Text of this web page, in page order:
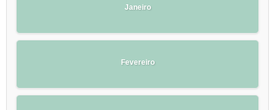
Janeiro
Fevereiro